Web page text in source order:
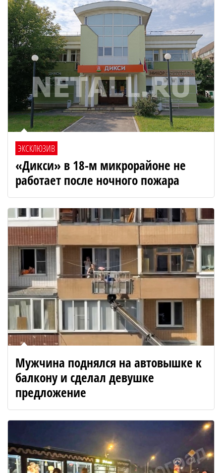
ЭКСКЛЮЗИВ
«Дикси» в 18-м микрорайоне не
работает после ночного пожара
Мужчина поднялся на автовышке к
балкону и сделал девушке
предложение